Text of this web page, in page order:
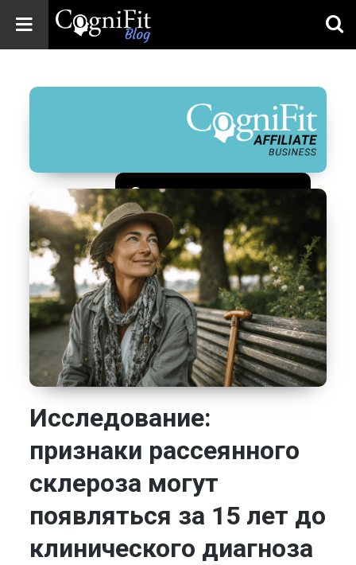
Blog: Brain
Wellness
Зарегистрироваться
Исследование:
признаки рассеянного
склероза могут
появляться за 15 лет до
клинического диагноза